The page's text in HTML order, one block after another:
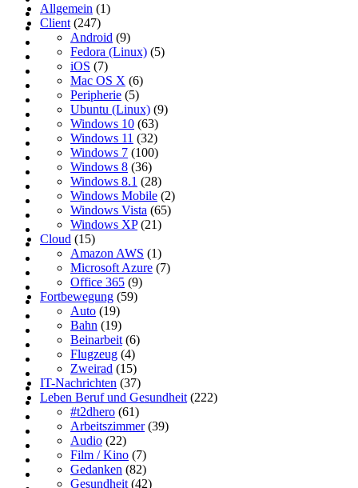
Allgemein (1)
Client (247)
Android (9)
Fedora (Linux) (5)
iOS (7)
Mac OS X (6)
Peripherie (5)
Ubuntu (Linux) (9)
Windows 10 (63)
Windows 11 (32)
Windows 7 (100)
Windows 8 (36)
Windows 8.1 (28)
Windows Mobile (2)
Windows Vista (65)
Windows XP(21)
Cloud (15)
Amazon AWS (1)
Microsoft Azure (7)
Office 365 (9)
Fortbewegung (59)
Auto (19)
Bahn (19)
Beinarbeit (6)
Flugzeug (4)
Zweirad (15)
IT-Nachrichten (37)
Leben Beruf und Gesundheit (222)
#t2dhero (61)
Arbeitszimmer(39)
Audio (22)
Film / Kino (7)
Gedanken (82)
Gesundheit (42)